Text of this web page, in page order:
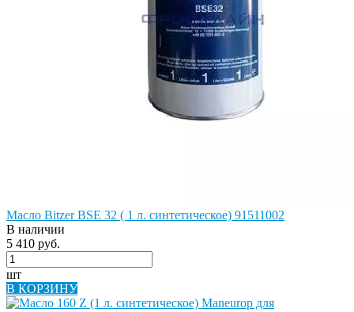
Масло Bitzer BSE 32 ( 1 л. синтетическое) 91511002
В наличии
5 410 руб.
шт
В КОРЗИНУ